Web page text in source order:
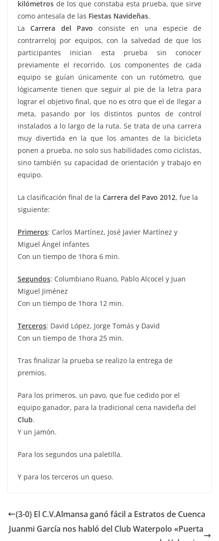
kilómetros de los que constaba esta prueba, que sirve
como antesala de las Fiestas Navideñas.
LaCarrera del Pavo consiste en una especie de
contrarreloj por equipos, con la salvedad de que los
participantes inician esta prueba sin conocer
previamente el recorrido. Los componentes de cada
equipo se guían únicamente con un rutómetro, que
lógicamente tienen que seguir al pie de la letra para
lograr el objetivo final, que no es otro que el de llegar a
meta, pasando por los distintos puntos de control
instalados a lo largo de la ruta. Se trata de una carrera
muy divertida en la que los amantes de la bicicleta
ponen a prueba, no solo sus habilidades como ciclistas,
sino también su capacidad de orientación y trabajo en
equipo.
La clasificación final de la Carrera del Pavo 2012, fue la
siguiente:
Primeros: Carlos Martínez, José Javier Martínez y
Miguel Ángel infantes
Con un tiempo de 1hora 6 min.
Segundos: Columbiano Ruano, Pablo Alcocel y Juan
Miguel Jiménez
Con un tiempo de 1hora 12 min.
Terceros: David López, Jorge Tomás y David
Con un tiempo de 1hora 25 min.
Tras finalizar la prueba se realizo la entrega de
premios.
Para los primeros, un pavo, que fue cedido por el
equipo ganador, para la tradicional cena navideña del
Club.
Y un jamón.
Para los segundos una paletilla.
Y para los terceros un queso.
(3-0) El C.V.Almansa ganó fácil a Estratos de Cuenca
Juanmi García nos habló del Club Waterpolo «Puerta